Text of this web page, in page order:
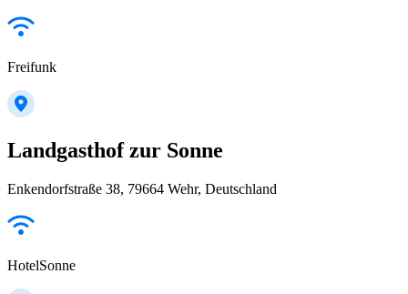
Freifunk
Landgasthof zur Sonne
Enkendorfstraße 38, 79664 Wehr, Deutschland
HotelSonne